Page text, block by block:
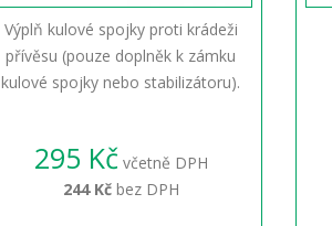
Výplň kulové spojky proti krádeži
přívěsu (pouze doplněk k zámku
kulové spojky nebo stabilizátoru).
295 Kč včetně DPH
244 Kčbez DPH